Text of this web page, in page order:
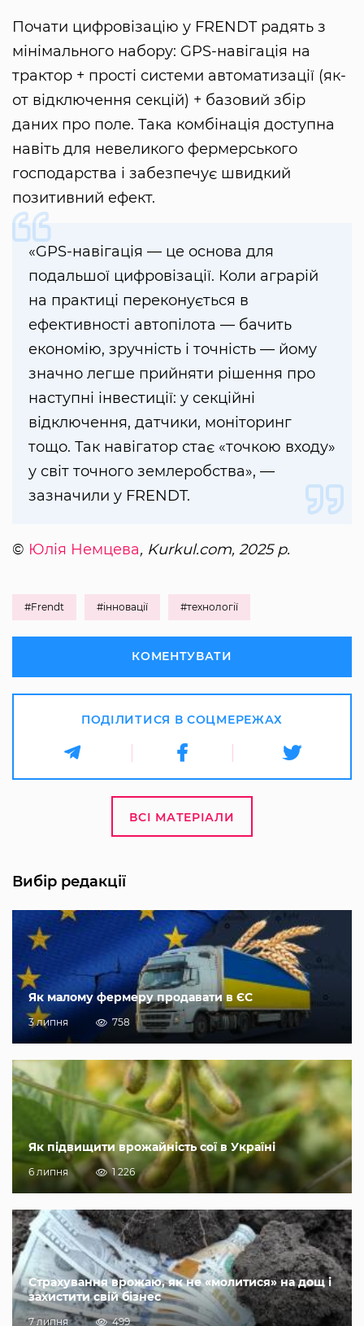
Почати цифровізацію у FRENDT радять з
мінімального набору: GPS-навігація на
трактор + прості системи автоматизації (як-
от відключення секцій) + базовий збір
даних про поле. Така комбінація доступна
навіть для невеликого фермерського
господарства і забезпечує швидкий
позитивний ефект.
«GPS-навігація — це основа для
подальшої цифровізації. Коли аграрій
на практиці переконується в
ефективності автопілота — бачить
економію, зручність і точність — йому
значно легше прийняти рішення про
наступні інвестиції: у секційні
відключення, датчики, моніторинг
тощо. Так навігатор стає «точкою входу»
у світ точного землеробства», —
зазначили у FRENDT.
© Юлія Немцева, Kurkul.com, 2025 р.
#Frendt #інновації #технології
КОМЕНТУВАТИ
ПОДІЛИТИСЯ В СОЦМЕРЕЖАХ
ВСІ МАТЕРІАЛИ
Вибір редакції
Як малому фермеру продавати в ЄС
3 липня 758
Як підвищити врожайність сої в Україні
6 липня 1 226
Страхування врожаю, як не «молитися» на дощ і
захистити свій бізнес
7 липня 499